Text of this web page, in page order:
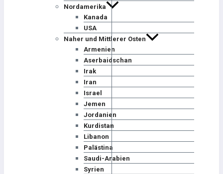
Nordamerika
Kanada
USA
Naher und Mittlerer Osten
Armenien
Aserbaidschan
Irak
Iran
Israel
Jemen
Jordanien
Kurdistan
Libanon
Palästina
Saudi-Arabien
Syrien